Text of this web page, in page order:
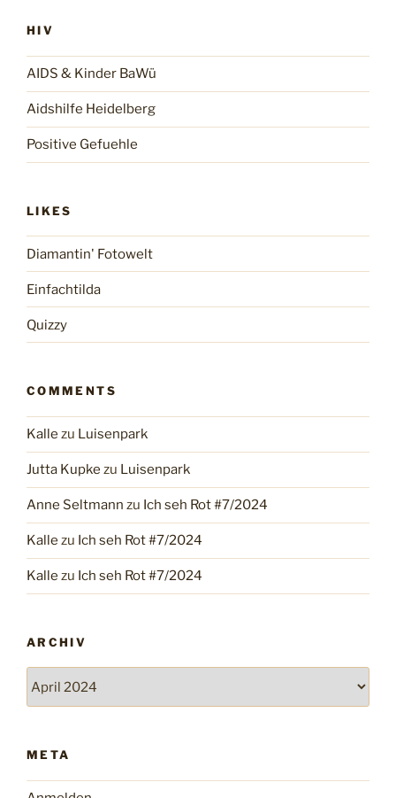
HIV
AIDS & Kinder BaWü
Aidshilfe Heidelberg
Positive Gefuehle
LIKES
Diamantin' Fotowelt
Einfachtilda
Quizzy
COMMENTS
Kalle zu Luisenpark
Jutta Kupke zu Luisenpark
Anne Seltmann zu Ich seh Rot #7/2024
Kalle zu Ich seh Rot #7/2024
Kalle zu Ich seh Rot #7/2024
ARCHIV
META